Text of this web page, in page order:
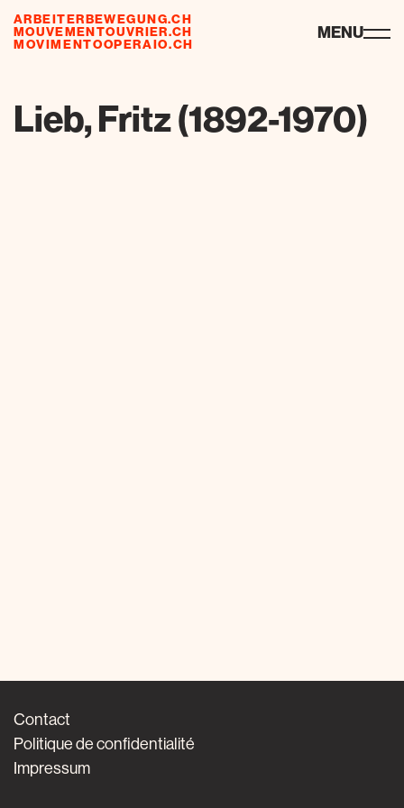
ARBEITERBEWEGUNG.CH
MOUVEMENTOUVRIER.CH
MOVIMENTOOPERAIO.CH
ressources MENU
Lieb, Fritz (1892-1970)
Contact
Politique de confidentialité
Impressum